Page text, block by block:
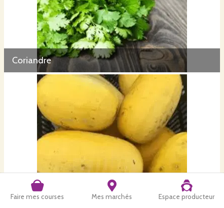
Faire mes courses Mes marchés Espace producteur
Coriandre